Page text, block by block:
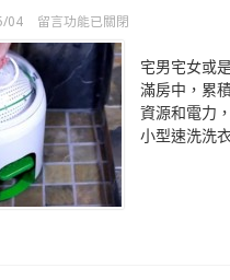
04
在
〈Drumi
洗
衣
機
Unplug
清
潔
衣
物〉
中
留言功能已關閉
宅男宅女或
滿房中，累
資源和電力
小型速洗洗